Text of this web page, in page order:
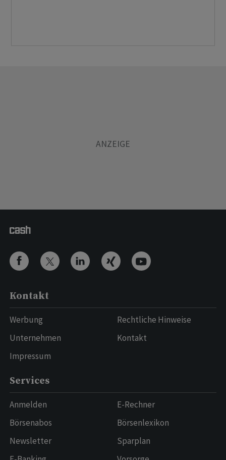
Kontakt
Werbung
Unternehmen
Impressum
Rechtliche Hinweise
Kontakt
Services
Anmelden
Börsenabos
Newsletter
E-Rechner
Börsenlexikon
Sparplan